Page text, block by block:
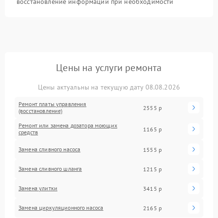
Цены на услуги ремонта
Цены актуальны на текущую дату 08.08.2026
Ремонт платы управления
(восстановление)
2555 р
Ремонт или замена дозатора моющих
средств
1165 р
Замена сливного насоса 1555 р
Замена сливного шланга 1215 р
Замена улитки 3415 р
Замена циркуляционного насоса 2165 р